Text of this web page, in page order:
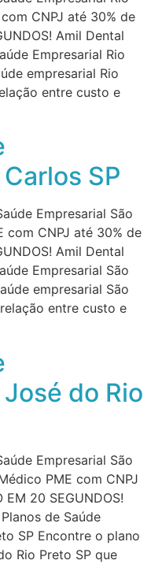
CNPJ até 30% de
Amil Dental
Empresarial Rio
empresarial Rio
entre custo e
SP
Empresarial São
com CNPJ até 30% de
Amil Dental
Empresarial São
empresarial São
entre custo e
do Rio
Empresarial São
PME com CNPJ
20 SEGUNDOS!
de Saúde
SP Encontre o plano
Rio Preto SP que